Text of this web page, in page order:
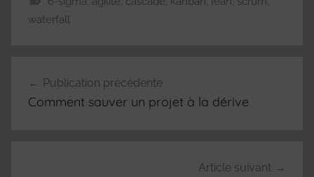
waterfall
de
Publication précédente
Comment sauver un projet à la dérive
Article suivant